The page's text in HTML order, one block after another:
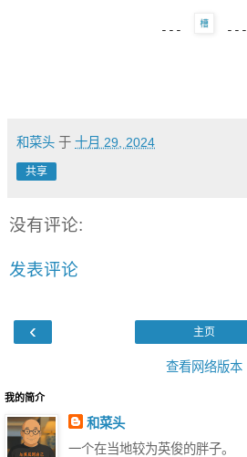
--- ---
和菜头 于 十月 29, 2024
共享
没有评论:
发表评论
‹ 主页
查看网络版本
我的简介
和菜头
一个在当地较为英俊的胖子。